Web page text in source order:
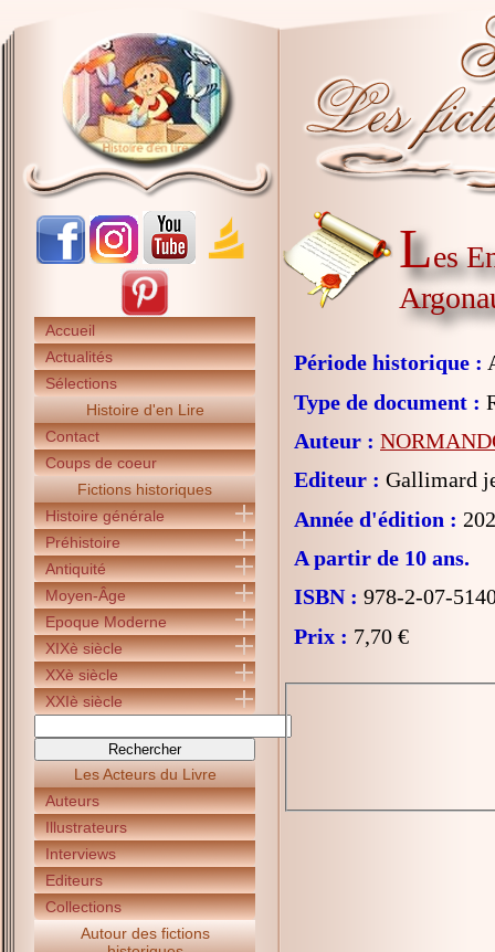
Accueil
Actualités
Sélections
Histoire d'en Lire
Contact
Coups de coeur
Fictions historiques
Histoire générale
Préhistoire
Antiquité
Moyen-Âge
Epoque Moderne
XIXè siècle
XXè siècle
XXIè siècle
Les Acteurs du Livre
Auteurs
Illustrateurs
Interviews
Editeurs
Collections
Autour des fictions
Les
Période historique :
Type de document :
Auteur :
Editeur : Gallimard
Année d'édition :
A partir de 10 ans.
ISBN : 978-2-07-
Prix : 7,70 €